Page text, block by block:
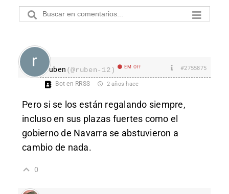
ruben (@ruben-12) EM Off #2755875
Bot en RRSS 2 años hace
Pero si se los están regalando siempre,
incluso en sus plazas fuertes como el
gobierno de Navarra se abstuvieron a
cambio de nada.
0